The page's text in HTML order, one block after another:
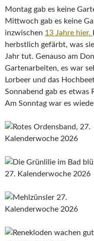
Montag gab es keine
Mittwoch gab es keine
inzwischen 13 Jahre hier.
herbstlich gefärbt, was
Jahr tut. Genauso am
Gartenarbeiten, es war
Lorbeer und das
Sonnabend gab es etwas
Am Sonntag war es